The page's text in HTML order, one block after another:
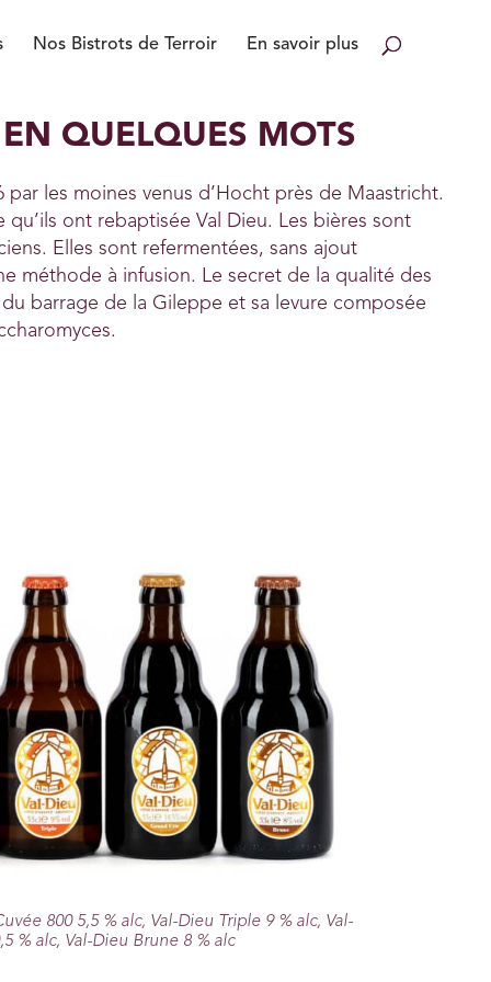
Nos Bistrots de Terroir En savoir plus
QUELQUES MOTS
par les moines venus d’Hocht près de Maastricht.
qu’ils ont rebaptisée Val Dieu. Les bières sont
Elles sont refermentées, sans ajout
méthode à infusion. Le secret de la qualité des
barrage de la Gileppe et sa levure composée
800 5,5 % alc, Val-Dieu Triple 9 % alc, Val-
% alc, Val-Dieu Brune 8 % alc